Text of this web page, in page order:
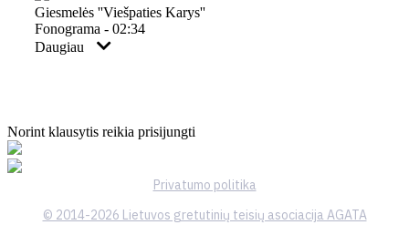
Giesmelės ''viešpaties Karys''
Fonograma - 02:34
Daugiau
Norint klausytis reikia prisijungti
Privatumo politika
© 2014-2026 Lietuvos gretutinių teisių asociacija AGATA